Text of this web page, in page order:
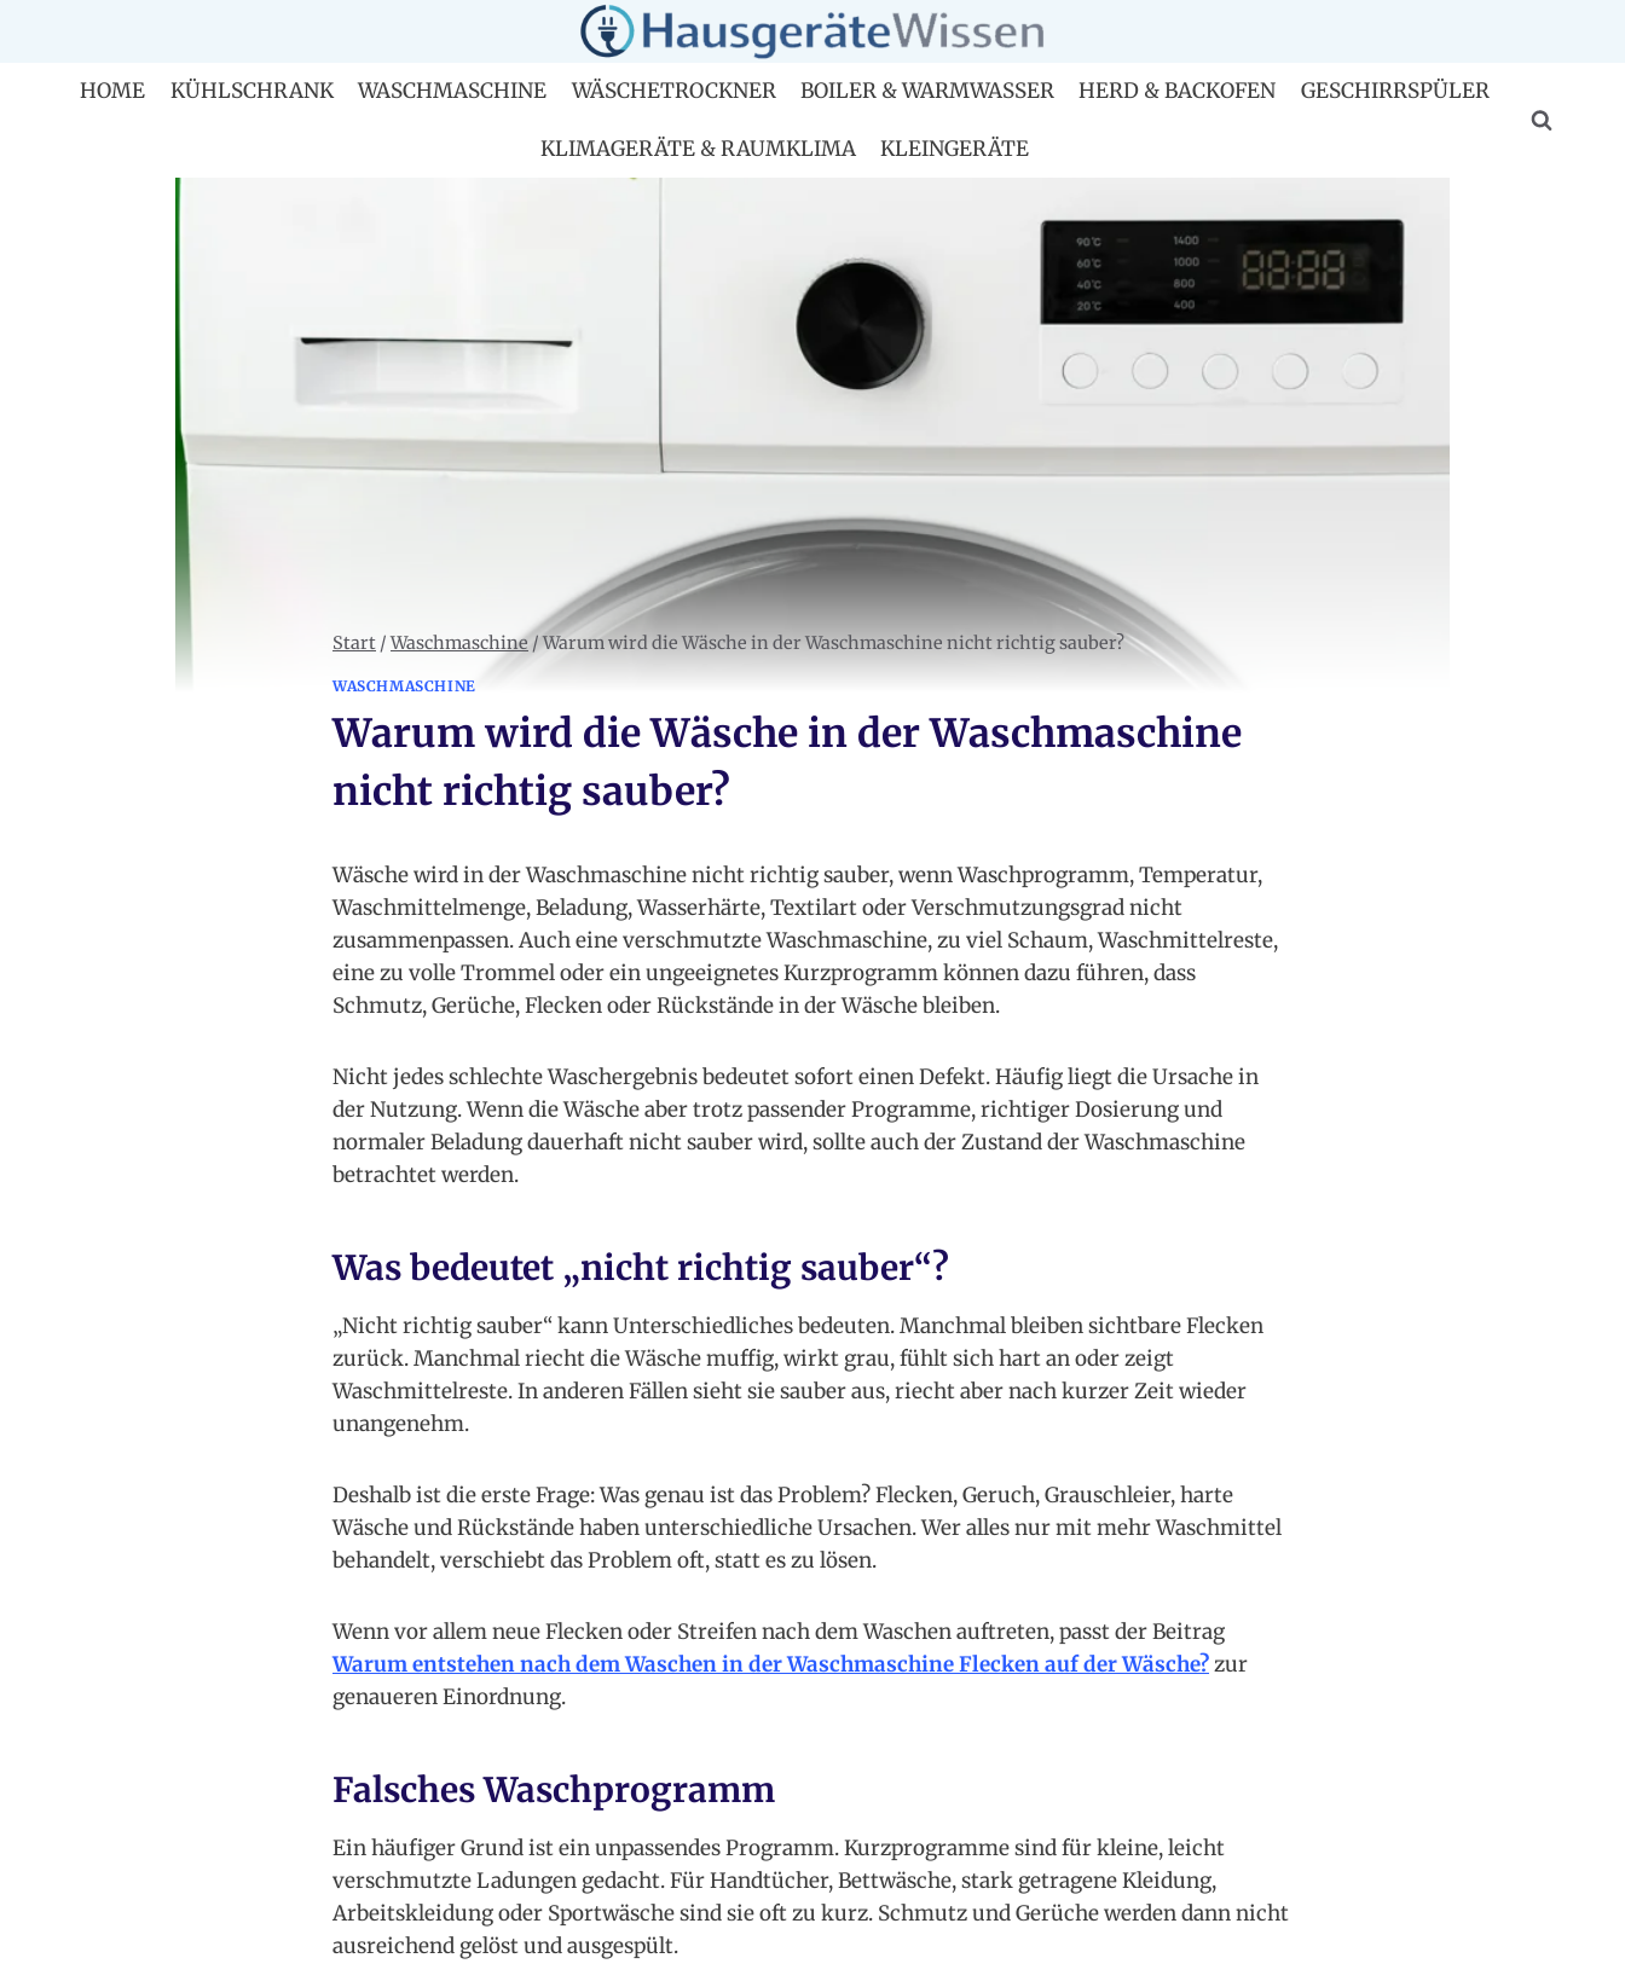
springenHOME KÜHLSCHRANK WASCHMASCHINE WÄSCHETROCKNER BOILER & WARMWASSER HERD & BACKOFEN GESCHIRRSPÜLER
KLIMAGERÄTE & RAUMKLIMA KLEINGERÄTE
Start / Waschmaschine / Warum wird die Wäsche in der Waschmaschine nicht richtig sauber?
WASCHMASCHINE
Warum wird die Wäsche in der Waschmaschine
nicht richtig sauber?
Wäsche wird in der Waschmaschine nicht richtig sauber, wenn Waschprogramm, Temperatur,
Waschmittelmenge, Beladung, Wasserhärte, Textilart oder Verschmutzungsgrad nicht
zusammenpassen. Auch eine verschmutzte Waschmaschine, zu viel Schaum, Waschmittelreste,
eine zu volle Trommel oder ein ungeeignetes Kurzprogramm können dazu führen, dass
Schmutz, Gerüche, Flecken oder Rückstände in der Wäsche bleiben.
Nicht jedes schlechte Waschergebnis bedeutet sofort einen Defekt. Häufig liegt die Ursache in
der Nutzung. Wenn die Wäsche aber trotz passender Programme, richtiger Dosierung und
normaler Beladung dauerhaft nicht sauber wird, sollte auch der Zustand der Waschmaschine
betrachtet werden.
Was bedeutet „nicht richtig sauber“?
„Nicht richtig sauber“ kann Unterschiedliches bedeuten. Manchmal bleiben sichtbare Flecken
zurück. Manchmal riecht die Wäsche muffig, wirkt grau, fühlt sich hart an oder zeigt
Waschmittelreste. In anderen Fällen sieht sie sauber aus, riecht aber nach kurzer Zeit wieder
unangenehm.
Deshalb ist die erste Frage: Was genau ist das Problem? Flecken, Geruch, Grauschleier, harte
Wäsche und Rückstände haben unterschiedliche Ursachen. Wer alles nur mit mehr Waschmittel
behandelt, verschiebt das Problem oft, statt es zu lösen.
Wenn vor allem neue Flecken oder Streifen nach dem Waschen auftreten, passt der Beitrag
Warum entstehen nach dem Waschen in der Waschmaschine Flecken auf der Wäsche?zur
genaueren Einordnung.
Falsches Waschprogramm
Ein häufiger Grund ist ein unpassendes Programm. Kurzprogramme sind für kleine, leicht
verschmutzte Ladungen gedacht. Für Handtücher, Bettwäsche, stark getragene Kleidung,
Arbeitskleidung oder Sportwäsche sind sie oft zu kurz. Schmutz und Gerüche werden dann nicht
ausreichend gelöst und ausgespült.